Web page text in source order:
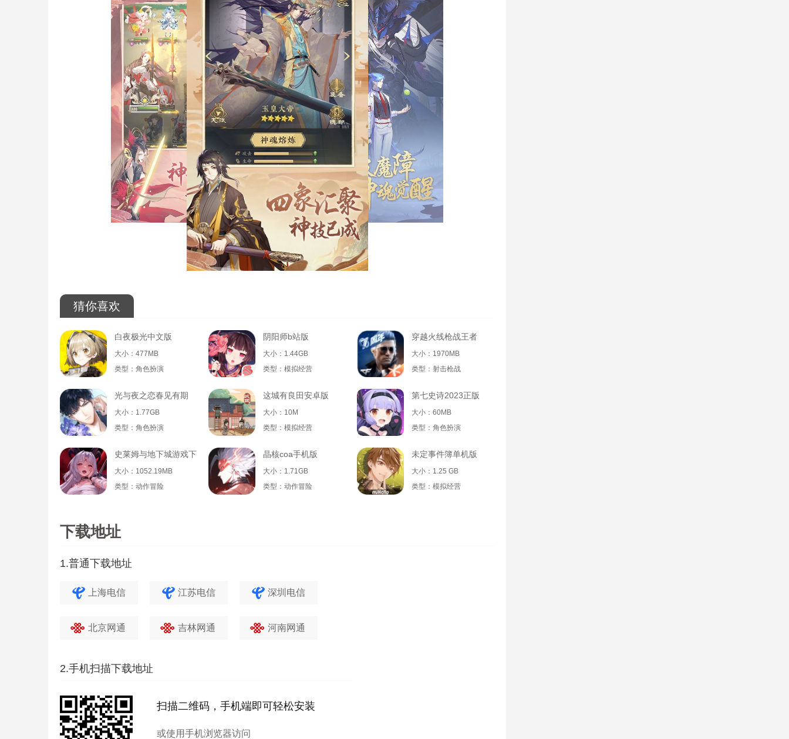
猜你喜欢
白夜极光中文版
大小：477MB
类型：角色扮演
阴阳师b站版
大小：1.44GB
类型：模拟经营
穿越火线枪战王者
大小：1970MB
类型：射击枪战
光与夜之恋春见有期
大小：1.77GB
类型：角色扮演
这城有良田安卓版
大小：10M
类型：模拟经营
第七史诗2023正版
大小：60MB
类型：角色扮演
史莱姆与地下城游戏下载
大小：1052.19MB
类型：动作冒险
晶核coa手机版
大小：1.71GB
类型：动作冒险
未定事件簿单机版
大小：1.25 GB
类型：模拟经营
下载地址
1.普通下载地址
上海电信 江苏电信 深圳电信
北京网通 吉林网通 河南网通
2.手机扫描下载地址
扫描二维码，手机端即可轻松安装
或使用手机浏览器访问